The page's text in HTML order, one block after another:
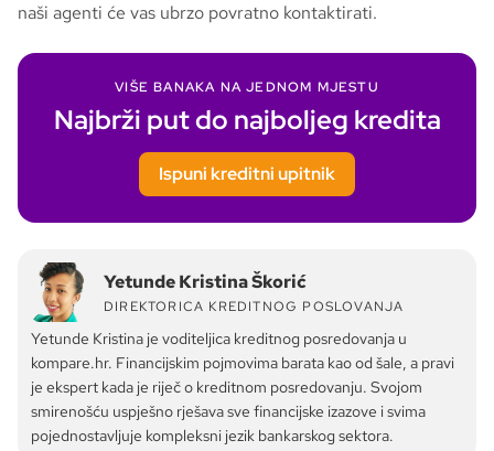
naši agenti će vas ubrzo povratno kontaktirati.
VIŠE BANAKA NA JEDNOM MJESTU
Najbrži put do najboljeg kredita
Ispuni kreditni upitnik
Yetunde Kristina Škorić
DIREKTORICA KREDITNOG POSLOVANJA
Yetunde Kristina je voditeljica kreditnog posredovanja u
kompare.hr. Financijskim pojmovima barata kao od šale, a pravi
je ekspert kada je riječ o kreditnom posredovanju. Svojom
smirenošću uspješno rješava sve financijske izazove i svima
pojednostavljuje kompleksni jezik bankarskog sektora.